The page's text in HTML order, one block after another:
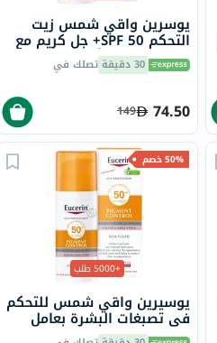
يوسرين واقي شمس زيت
التحكم SPF 50+ جل كريم مع
لمسة جافة وتأثير مضاد
لللمعان للبشرة المعرضة
30 دقيقة تصلك في
74.50
149
50% خصم
+5000 طلب
يوسيرين واقي شمس للتحكم
في تصبغات البشرة بعامل
حماية من الشمس 50+ سائل